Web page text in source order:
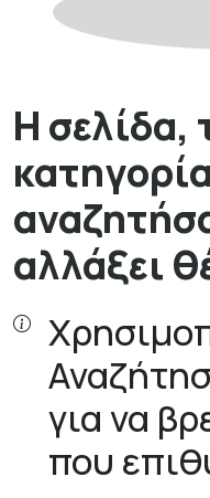
Η σελίδα,
αλλάξει
για να
που